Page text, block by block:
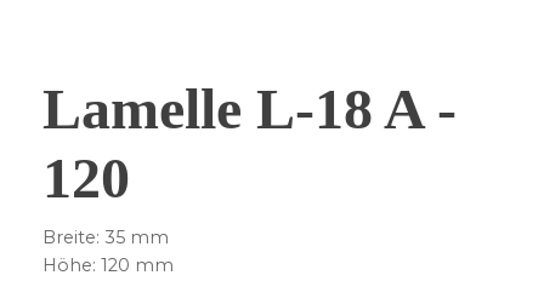
Lamelle L-18 A -
120
Breite: 35 mm
Höhe: 120 mm